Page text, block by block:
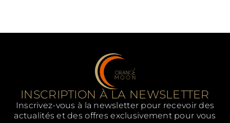
INSCRIPTION À LA NEWSLETTER
Inscrivez-vous à la newsletter pour recevoir des
actualités et des offres exclusivement pour vous